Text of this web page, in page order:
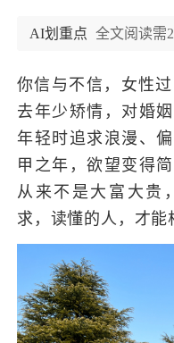
AI划重点 全文阅读需
你信与不信，女性
去年少矫情，对婚
年轻时追求浪漫、
甲之年，欲望变得
从来不是大富大贵
求，读懂的人，才能